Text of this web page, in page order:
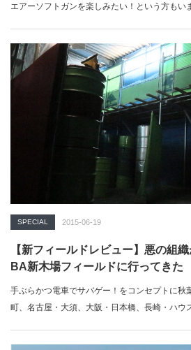
エアーソフトガンを楽しみたい！という方もい
SPECIAL 2015-06-19
【新フィールドレビュー】悪の組
BA新木場フィールドに行ってきた
手ぶらかつ電車でサバゲー！をコンセプトに秋
町、名古屋・大須、大阪・日本橋、長崎・ハウ